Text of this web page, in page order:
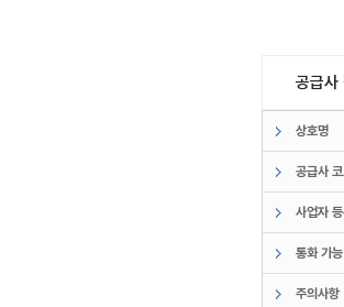
공급사
상호명
공급사
사업자
통화 가
주의사항